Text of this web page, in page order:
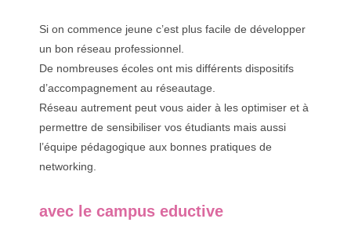
Si on commence jeune c’est plus facile de développer
un bon réseau professionnel.
De nombreuses écoles ont mis différents dispositifs
d’accompagnement au réseautage.
Réseau autrement peut vous aider à les optimiser et à
permettre de sensibiliser vos étudiants mais aussi
l’équipe pédagogique aux bonnes pratiques de
networking.
avec le campus eductive